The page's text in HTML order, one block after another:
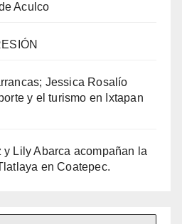
Aculco
Jessica Rosalío
y el turismo en Ixtapan
Lily Abarca acompañan la
en Coatepec.